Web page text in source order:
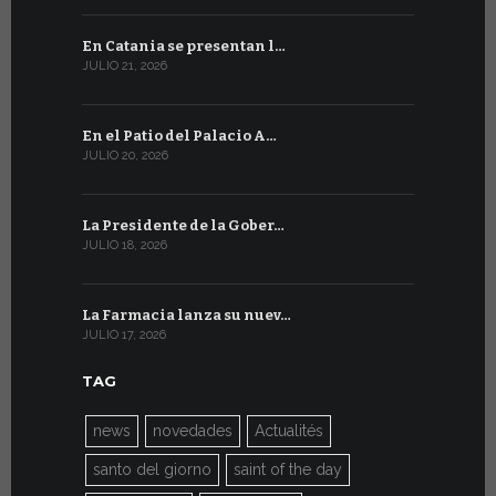
En Catania se presentan l…
JULIO 21, 2026
En el Patio del Palacio A…
JULIO 20, 2026
La Presidente de la Gober…
JULIO 18, 2026
La Farmacia lanza su nuev…
JULIO 17, 2026
TAG
news novedades Actualités
santo del giorno saint of the day